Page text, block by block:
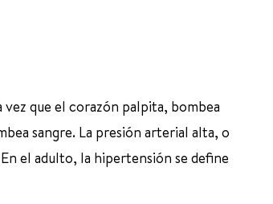
vez que el corazón palpita, bombea
sangre. La presión arterial alta, o
el adulto, la hipertensión se define